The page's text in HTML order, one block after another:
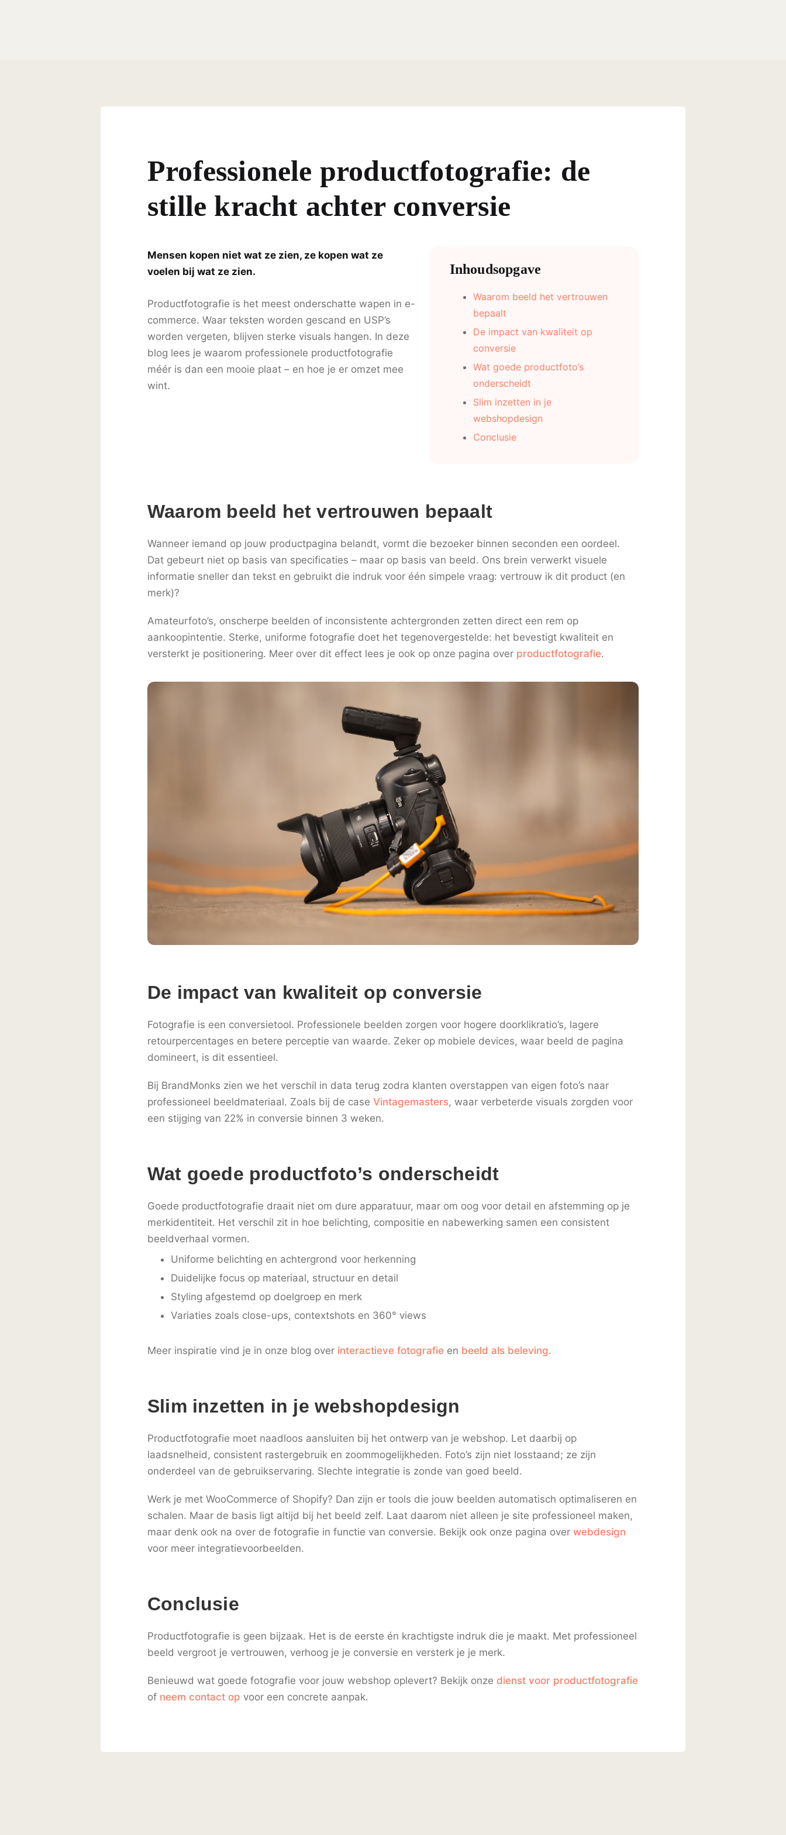
Professionele productfotografie: de
stille kracht achter conversie
Mensen kopen niet wat ze zien, ze kopen wat ze
voelen bij wat ze zien.
Productfotografie is het meest onderschatte wapen in e-
commerce. Waar teksten worden gescand en USP’s
worden vergeten, blijven sterke visuals hangen. In deze
blog lees je waarom professionele productfotografie
méér is dan een mooie plaat – en hoe je er omzet mee
wint.
Inhoudsopgave
Waarom beeld het vertrouwen
bepaalt
De impact van kwaliteit op
conversie
Wat goede productfoto’s
onderscheidt
Slim inzetten in je
webshopdesign
Conclusie
Waarom beeld het vertrouwen bepaalt
Wanneer iemand op jouw productpagina belandt, vormt die bezoeker binnen seconden een oordeel.
Dat gebeurt niet op basis van specificaties – maar op basis van beeld. Ons brein verwerkt visuele
informatie sneller dan tekst en gebruikt die indruk voor één simpele vraag: vertrouw ik dit product (en
merk)?
Amateurfoto’s, onscherpe beelden of inconsistente achtergronden zetten direct een rem op
aankoopintentie. Sterke, uniforme fotografie doet het tegenovergestelde: het bevestigt kwaliteit en
versterkt je positionering. Meer over dit effect lees je ook op onze pagina over productfotografie.
De impact van kwaliteit op conversie
Fotografie is een conversietool. Professionele beelden zorgen voor hogere doorklikratio’s, lagere
retourpercentages en betere perceptie van waarde. Zeker op mobiele devices, waar beeld de pagina
domineert, is dit essentieel.
Bij BrandMonks zien we het verschil in data terug zodra klanten overstappen van eigen foto’s naar
professioneel beeldmateriaal. Zoals bij de case Vintagemasters, waar verbeterde visuals zorgden voor
een stijging van 22% in conversie binnen 3 weken.
Wat goede productfoto’s onderscheidt
Goede productfotografie draait niet om dure apparatuur, maar om oog voor detail en afstemming op je
merkidentiteit. Het verschil zit in hoe belichting, compositie en nabewerking samen een consistent
beeldverhaal vormen.
Uniforme belichting en achtergrond voor herkenning
Duidelijke focus op materiaal, structuur en detail
Styling afgestemd op doelgroep en merk
Variaties zoals close-ups, contextshots en 360° views
Meer inspiratie vind je in onze blog over interactieve fotografie en beeld als beleving.
Slim inzetten in je webshopdesign
Productfotografie moet naadloos aansluiten bij het ontwerp van je webshop. Let daarbij op
laadsnelheid, consistent rastergebruik en zoommogelijkheden. Foto’s zijn niet losstaand; ze zijn
onderdeel van de gebruikservaring. Slechte integratie is zonde van goed beeld.
Werk je met WooCommerce of Shopify? Dan zijn er tools die jouw beelden automatisch optimaliseren en
schalen. Maar de basis ligt altijd bij het beeld zelf. Laat daarom niet alleen je site professioneel maken,
maar denk ook na over de fotografie in functie van conversie. Bekijk ook onze pagina over webdesign
voor meer integratievoorbeelden.
Conclusie
Productfotografie is geen bijzaak. Het is de eerste én krachtigste indruk die je maakt. Met professioneel
beeld vergroot je vertrouwen, verhoog je je conversie en versterk je je merk.
Benieuwd wat goede fotografie voor jouw webshop oplevert? Bekijk onze dienst voor productfotografie
of neem contact op voor een concrete aanpak.